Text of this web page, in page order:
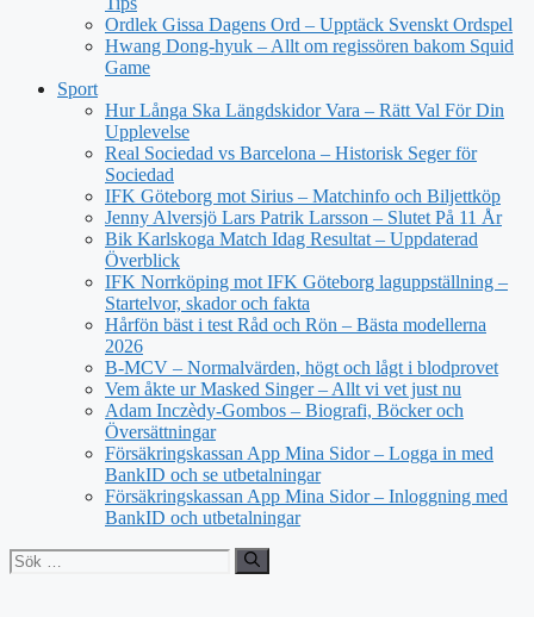
Ordlek Gissa Dagens Ord – Upptäck Svenskt Ordspel
Hwang Dong-hyuk – Allt om regissören bakom Squid
Game
Sport
Hur Långa Ska Längdskidor Vara – Rätt Val För Din
Upplevelse
Real Sociedad vs Barcelona – Historisk Seger för
Sociedad
IFK Göteborg mot Sirius – Matchinfo och Biljettköp
Jenny Alversjö Lars Patrik Larsson – Slutet På 11 År
Bik Karlskoga Match Idag Resultat – Uppdaterad
Överblick
IFK Norrköping mot IFK Göteborg laguppställning –
Startelvor, skador och fakta
Hårfön bäst i test Råd och Rön – Bästa modellerna
2026
B-MCV – Normalvärden, högt och lågt i blodprovet
Vem åkte ur Masked Singer – Allt vi vet just nu
Adam Inczèdy-Gombos – Biografi, Böcker och
Översättningar
Försäkringskassan App Mina Sidor – Logga in med
BankID och se utbetalningar
Försäkringskassan App Mina Sidor – Inloggning med
BankID och utbetalningar
Sök
efter: